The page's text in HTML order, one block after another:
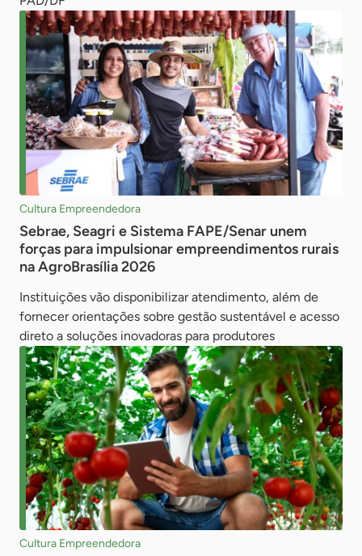
Cultura Empreendedora
Sebrae, Seagri e Sistema FAPE/Senar unem
forças para impulsionar empreendimentos rurais
na AgroBrasília 2026
Instituições vão disponibilizar atendimento, além de
fornecer orientações sobre gestão sustentável e acesso
direto a soluções inovadoras para produtores
Cultura Empreendedora